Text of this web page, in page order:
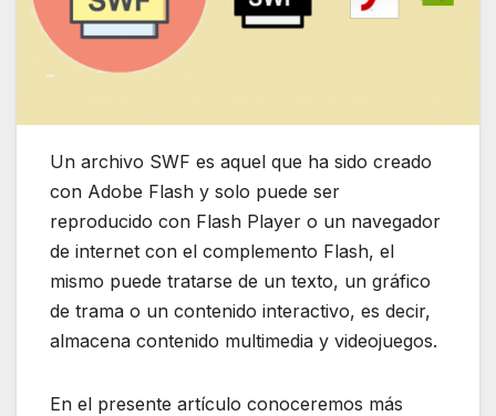
Un archivo SWF es aquel que ha sido creado
con Adobe Flash y solo puede ser
reproducido con Flash Player o un navegador
de internet con el complemento Flash, el
mismo puede tratarse de un texto, un gráfico
de trama o un contenido interactivo, es decir,
almacena contenido multimedia y videojuegos.
En el presente artículo conoceremos más